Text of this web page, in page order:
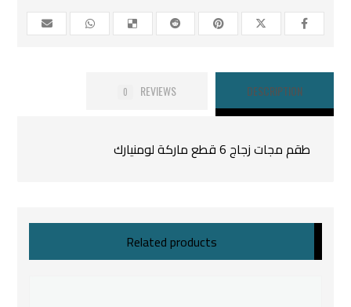
DESCRIPTION
REVIEWS
0
طقم مجات زجاج 6 قطع ماركة لومنيارك
Related products